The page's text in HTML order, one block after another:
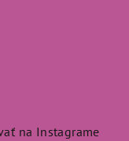
na Instagrame